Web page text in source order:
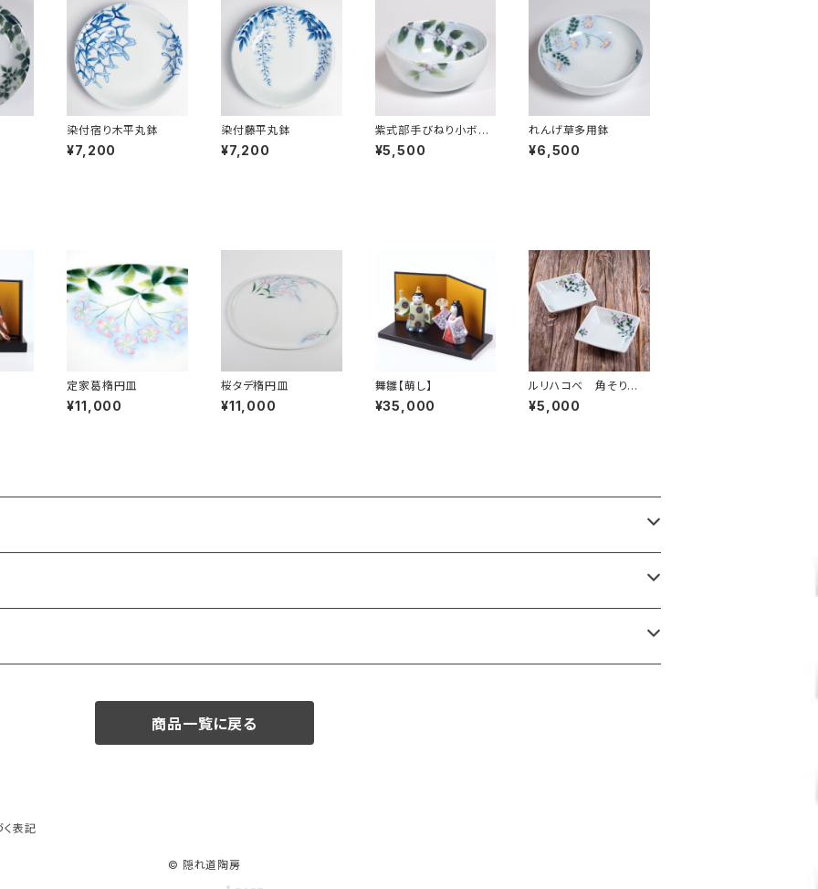
染付宿り木平丸鉢
¥7,200
染付藤平丸鉢
¥7,200
紫式部手びねり小ボー
ル
¥5,500
れんげ草多用鉢
¥6,500
定家葛楕円皿
¥11,000
桜タデ楕円皿
¥11,000
舞雛【萌し】
¥35,000
ルリハコベ 角そり小
鉢
¥5,000
商品一覧に戻る
表記
© 隠れ道陶房